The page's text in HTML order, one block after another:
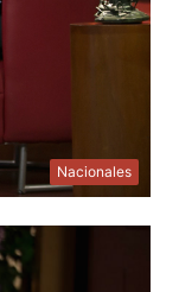
Nacionales